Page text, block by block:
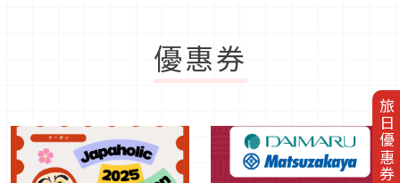
旅日優惠券
優惠券